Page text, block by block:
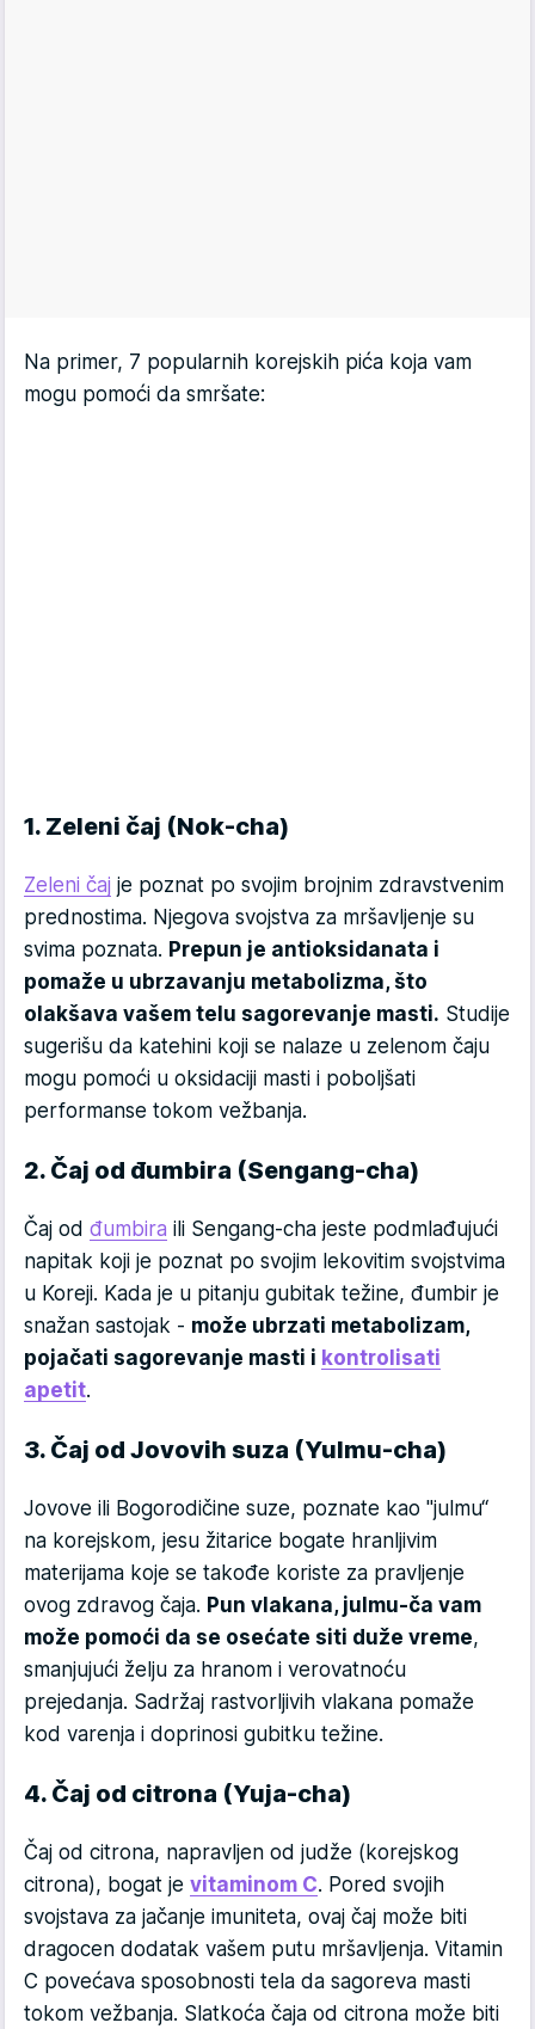
Na primer, 7 popularnih korejskih pića koja vam
mogu pomoći da smršate:
1. Zeleni čaj (Nok-cha)
Zeleni čaj je poznat po svojim brojnim zdravstvenim
prednostima. Njegova svojstva za mršavljenje su
svima poznata. Prepun je antioksidanata i
pomaže u ubrzavanju metabolizma, što
olakšava vašem telu sagorevanje masti. Studije
sugerišu da katehini koji se nalaze u zelenom čaju
mogu pomoći u oksidaciji masti i poboljšati
performanse tokom vežbanja.
2. Čaj od đumbira (Sengang-cha)
Čaj od đumbira ili Sengang-cha jeste podmlađujući
napitak koji je poznat po svojim lekovitim svojstvima
u Koreji. Kada je u pitanju gubitak težine, đumbir je
snažan sastojak - može ubrzati metabolizam,
pojačati sagorevanje masti i kontrolisati
apetit.
3. Čaj od Jovovih suza (Yulmu-cha)
Jovove ili Bogorodičine suze, poznate kao "julmu“
na korejskom, jesu žitarice bogate hranljivim
materijama koje se takođe koriste za pravljenje
ovog zdravog čaja. Pun vlakana, julmu-ča vam
može pomoći da se osećate siti duže vreme,
smanjujući želju za hranom i verovatnoću
prejedanja. Sadržaj rastvorljivih vlakana pomaže
kod varenja i doprinosi gubitku težine.
4. Čaj od citrona (Yuja-cha)
Čaj od citrona, napravljen od judže (korejskog
citrona), bogat je vitaminom C. Pored svojih
svojstava za jačanje imuniteta, ovaj čaj može biti
dragocen dodatak vašem putu mršavljenja. Vitamin
C povećava sposobnosti tela da sagoreva masti
tokom vežbanja. Slatkoća čaja od citrona može biti